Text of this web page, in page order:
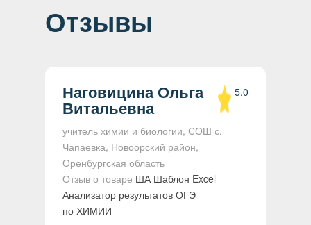
Отзывы
Наговицина Ольга
Витальевна
5.0
учитель химии и биологии, СОШ с.
Чапаевка, Новоорский район,
Оренбургская область
Отзыв о товаре ША Шаблон Excel
Анализатор результатов ОГЭ
по ХИМИИ